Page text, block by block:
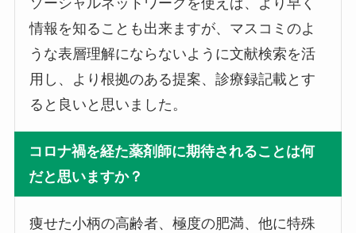
ソーシャルネットワークを使えば、より早く
情報を知ることも出来ますが、マスコミのよ
うな表層理解にならないように文献検索を活
用し、より根拠のある提案、診療録記載とす
ると良いと思いました。
コロナ禍を経た薬剤師に期待されることは何
だと思いますか？
痩せた小柄の高齢者、極度の肥満、他に特殊